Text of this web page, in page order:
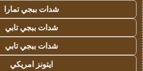
شدات ببجي تمارا
شدات ببجي تابي
شدات ببجي تابي
ايتونز امريكي